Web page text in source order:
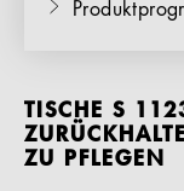
TISCHE S
ZU PFLEGEN